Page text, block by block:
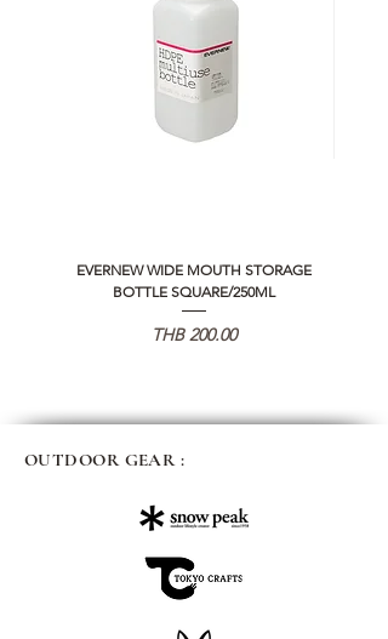
EVERNEW WIDE MOUTH STORAGE
BOTTLE SQUARE/250ML
Price
THB 200.00
OUTDOOR GEAR :